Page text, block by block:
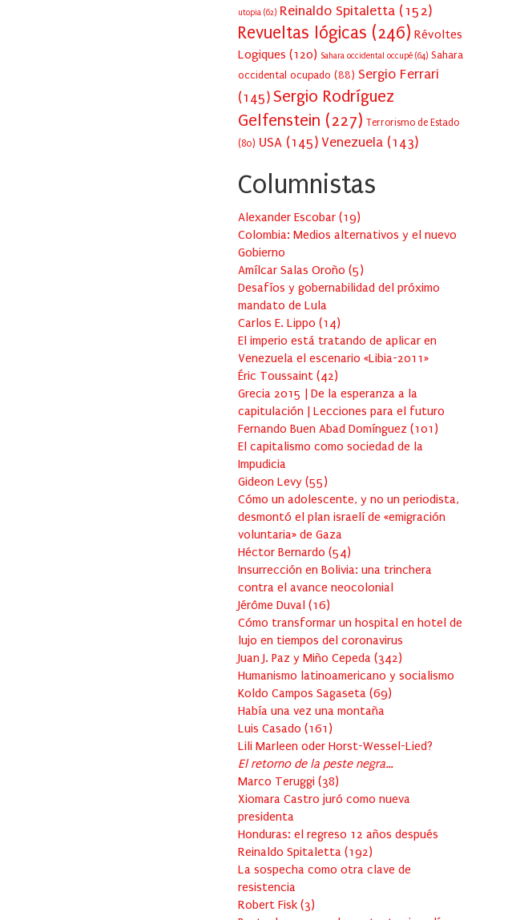
utopia (62) Reinaldo Spitaletta (152)
Revueltas lógicas (246) Révoltes
Logiques (120) Sahara occidental occupé (64) Sahara
occidental ocupado (88) Sergio Ferrari
(145) Sergio Rodríguez
Gelfenstein (227) Terrorismo de Estado
(80) USA (145) Venezuela (143)
Columnistas
Alexander Escobar (19)
Colombia: Medios alternativos y el nuevo
Gobierno
Amílcar Salas Oroño (5)
Desafíos y gobernabilidad del próximo
mandato de Lula
Carlos E. Lippo (14)
El imperio está tratando de aplicar en
Venezuela el escenario «Libia-2011»
Éric Toussaint (42)
Grecia 2015 | De la esperanza a la
capitulación | Lecciones para el futuro
Fernando Buen Abad Domínguez (101 )
El capitalismo como sociedad de la
Impudicia
Gideon Levy (55)
Cómo un adolescente, y no un periodista,
desmontó el plan israelí de «emigración
voluntaria» de Gaza
Héctor Bernardo (54)
Insurrección en Bolivia: una trinchera
contra el avance neocolonial
Jérôme Duval (16)
Cómo transformar un hospital en hotel de
lujo en tiempos del coronavirus
Juan J. Paz y Miño Cepeda (342)
Humanismo latinoamericano y socialismo
Koldo Campos Sagaseta (69)
Había una vez una montaña
Luis Casado (161 )
Lili Marleen oder Horst-Wessel-Lied?
El retorno de la peste negra…
Marco Teruggi (38)
Xiomara Castro juró como nueva
presidenta
Honduras: el regreso 12 años después
Reinaldo Spitaletta (192)
La sospecha como otra clave de
resistencia
Robert Fisk (3)